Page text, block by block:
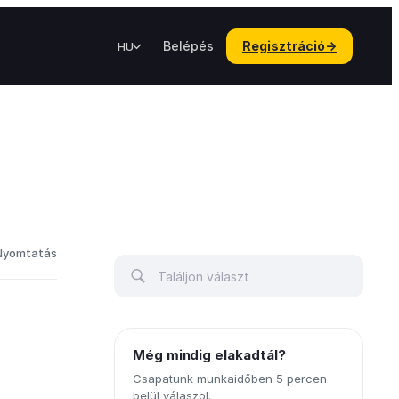
HU Belépés Regisztráció→
Még mindig elakadtál?
Csapatunk munkaidőben 5 percen
belül válaszol.